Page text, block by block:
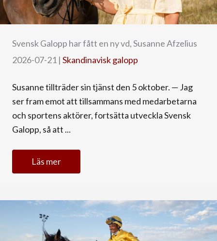
Svensk Galopp har fått en ny vd, Susanne Afzelius
2026-07-21 | Skandinavisk galopp
Susanne tillträder sin tjänst den 5 oktober. — Jag
ser fram emot att tillsammans med medarbetarna
och sportens aktörer, fortsätta utveckla Svensk
Galopp, så att ...
Läs mer